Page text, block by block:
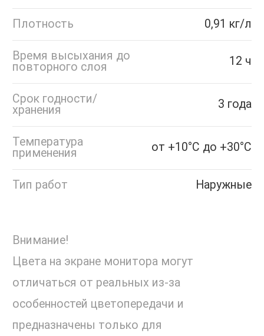
Плотность 0,91 кг/л
Время высыхания до
повторного слоя
12 ч
Срок годности/
хранения
3 года
Температура
применения
от +10°С до +30°С
Тип работ Наружные
Внимание!
Цвета на экране монитора могут
отличаться от реальных из-за
особенностей цветопередачи и
предназначены только для